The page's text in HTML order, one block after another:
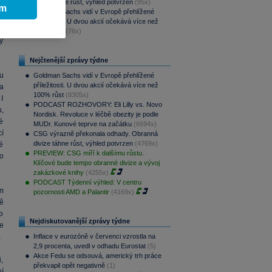
divize táhne růst, výhled potvrzen (95x)
Goldman Sachs vidí v Evropě přehlížené
příležitosti. U dvou akcií očekává více než
(76x)
Nejčtenější zprávy týdne
Goldman Sachs vidí v Evropě přehlížené
příležitosti. U dvou akcií očekává více než
100% růst (8305x)
PODCAST ROZHOVORY: Eli Lilly vs. Novo
Nordisk. Revoluce v léčbě obezity je podle
MUDr. Kunové teprve na začátku (6694x)
CSG výrazně překonala odhady. Obranná
divize táhne růst, výhled potvrzen (4769x)
PREVIEW: CSG míří k dalšímu růstu.
Klíčové bude tempo obranné divize a vývoj
zakázkové knihy (4255x)
PODCAST Týdenní výhled: V centru
pozornosti AMD a Palantir (4169x)
Nejdiskutovanější zprávy týdne
Inflace v eurozóně v červenci vzrostla na
2,9 procenta, uvedl v odhadu Eurostat (5)
Akce Fedu se odsouvá, americký trh práce
překvapil opět negativně (1)